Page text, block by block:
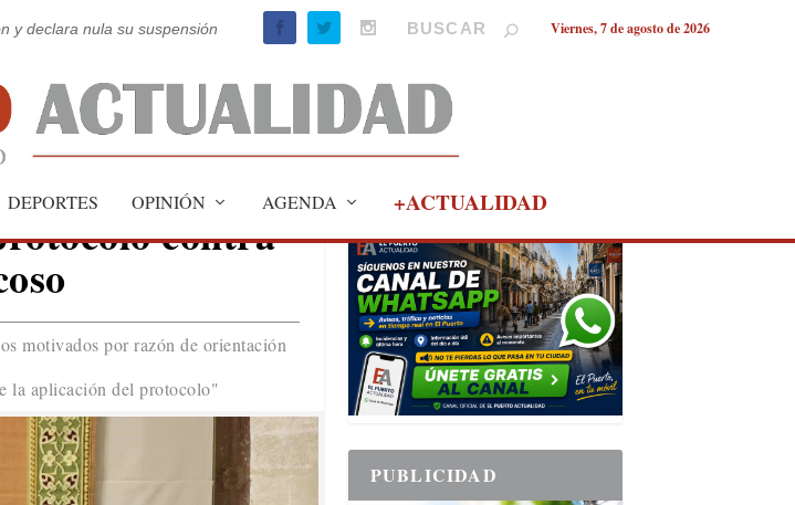
y declara nula su suspensión Viernes, 7 de agosto de 2026
DEPORTES OPINIÓN AGENDA +ACTUALIDAD
contra
motivados por razón de orientación
la aplicación del protocolo"
PUBLICIDAD
PUBLICIDAD